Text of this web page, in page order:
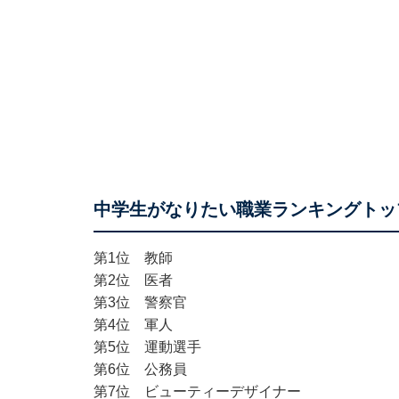
中学生がなりたい職業ランキングト
第1位 教師
第2位 医者
第3位 警察官
第4位 軍人
第5位 運動選手
第6位 公務員
第7位 ビューティーデザイナー